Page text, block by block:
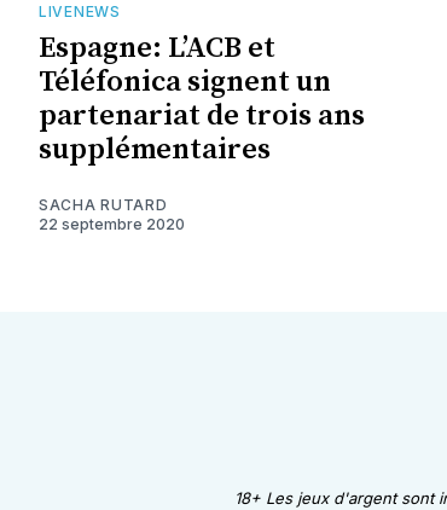
LIVENEWS
Espagne: L’ACB et
Téléfonica signent un
partenariat de trois ans
supplémentaires
SACHA RUTARD
22 septembre 2020
18+ Les jeux d'argent sont